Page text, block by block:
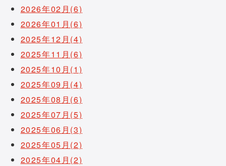
2026年02月(6)
2026年01月(6)
2025年12月(4)
2025年11月(6)
2025年10月(1)
2025年09月(4)
2025年08月(6)
2025年07月(5)
2025年06月(3)
2025年05月(2)
2025年04月(2)